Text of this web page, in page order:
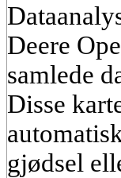
Deere
samlede
Disse
gjødsel